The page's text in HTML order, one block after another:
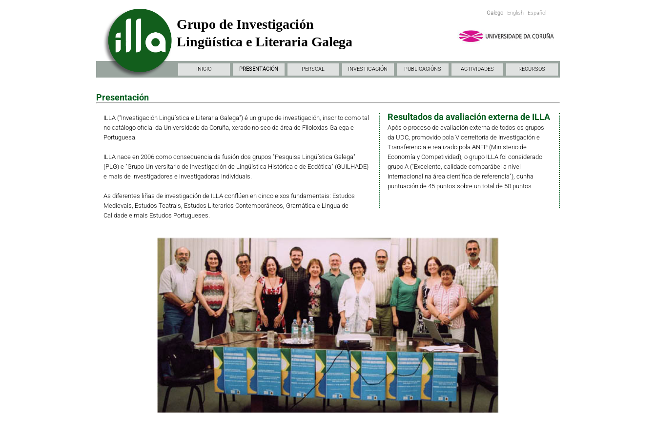
Galego English Español
Grupo de Investigación
Lingüística e Literaria Galega
INICIO PRESENTACIÓN PERSOAL INVESTIGACIÓN PUBLICACIÓNS ACTIVIDADES RECURSOS
Presentación
ILLA ("Investigación Lingüística e Literaria Galega") é un grupo de investigación, inscrito como tal
no catálogo oficial da Universidade da Coruña, xerado no seo da área de Filoloxías Galega e
Portuguesa.
ILLA nace en 2006 como consecuencia da fusión dos grupos "Pesquisa Lingüística Galega"
(PLG) e "Grupo Universitario de Investigación de Lingüística Histórica e de Ecdótica" (GUILHADE)
e mais de investigadores e investigadoras individuais.
As diferentes liñas de investigación de ILLA conflúen en cinco eixos fundamentais: Estudos
Medievais, Estudos Teatrais, Estudos Literarios Contemporáneos, Gramática e Lingua de
Calidade e mais Estudos Portugueses.
Resultados da avaliación externa de ILLA
Após o proceso de avaliación externa de todos os grupos
da UDC, promovido pola Vicerreitoría de Investigación e
Transferencia e realizado pola ANEP (Ministerio de
Economía y Competividad), o grupo ILLA foi considerado
grupo A ("Excelente, calidade comparábel a nivel
internacional na área científica de referencia"), cunha
puntuación de 45 puntos sobre un total de 50 puntos